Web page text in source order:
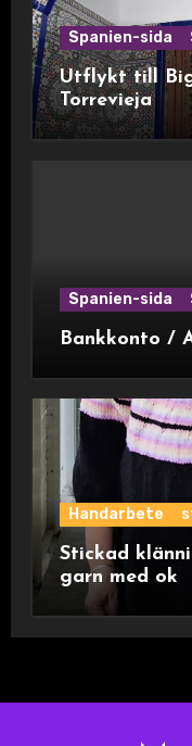
Spanien-sida
Utflykt till
Torrevieja
Spanien-sida
Bankkonto /
Handarbete
Stickad
garn med ok